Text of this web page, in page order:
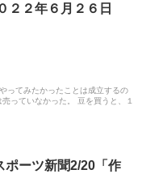
２２年６月２６日
ってみたかったことは成立するの
っていなかった。 豆を買うと、１
ポーツ新聞2/20「作